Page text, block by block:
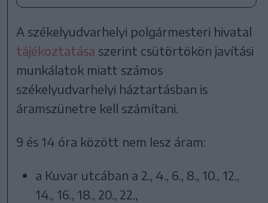
A székelyudvarhelyi polgármesteri hivatal
tájékoztatása szerint csütörtökön javítási
munkálatok miatt számos
székelyudvarhelyi háztartásban is
áramszünetre kell számítani.
9 és 14 óra között nem lesz áram:
a Kuvar utcában a 2., 4., 6., 8., 10., 12.,
14., 16., 18., 20., 22.,